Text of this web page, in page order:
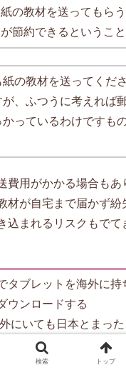
の教材を送ってもら
節約できるというこ
の教材を送ってくださ
、ふつうに考えれば
っているわけですも
費用がかかる場合もあ
材が自宅まで届かず紛
込まれるリスクもでて
タブレットを海外に持
ウンロードする
いても日本とまった
うことです！
検索 トップ